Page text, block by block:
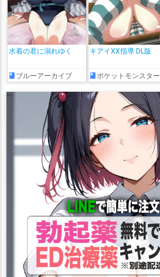
水着の君に溺れゆく
ブルーアーカイブ
キアイXX指導 DL版
ポケットモンスター